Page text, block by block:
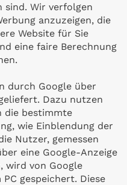
sind. Wir verfolgen
anzuzeigen, die
Website für Sie
eine faire Berechnung
durch Google über
Dazu nutzen
die bestimmte
wie Einblendung der
Nutzer, gemessen
eine Google-Anzeige
wird von Google
gespeichert. Diese